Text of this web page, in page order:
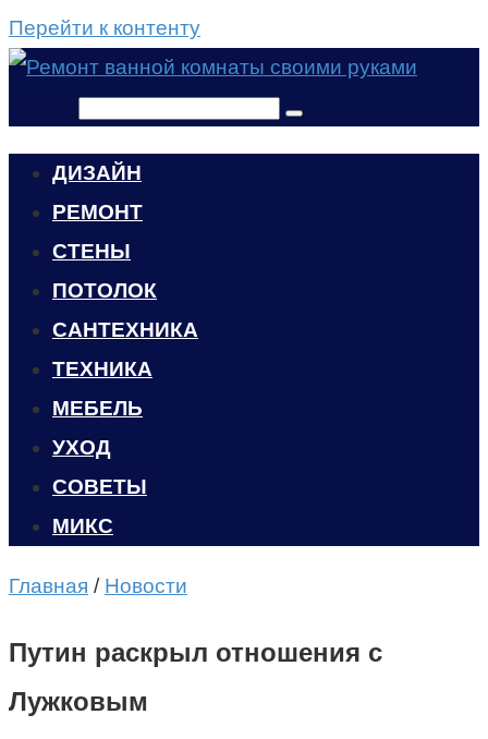
Перейти к контенту
ДИЗАЙН
РЕМОНТ
СТЕНЫ
ПОТОЛОК
САНТЕХНИКА
ТЕХНИКА
МЕБЕЛЬ
УХОД
CОВЕТЫ
МИКС
Главная / Новости
Путин раскрыл отношения с
Лужковым